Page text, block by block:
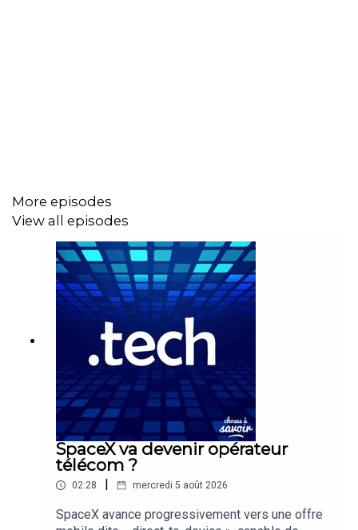
de milliers de tâches d’entraînement sont tombées en
panne simultanément, quelques lignes de consigne ont
été transmises à Claude. Deux heures plus tard, un
ingénieur validait le correctif. Seul, un humain aurait mis
deux à trois jours. Depuis début 2026, chaque
modification apportée au code d’Anthropic est relue
automatiquement. Cette relecture, appliquée
rétrospectivement, a montré qu’un tiers des bugs ayant
provoqué d’anciens incidents auraient pu être détectés
avant leur mise en production.
En avril, Anthropic a aussi publié les résultats d’un projet
de recherche mené presque entièrement par des agents
More episodes
View all episodes
SpaceX va devenir opérateur
télécom ?
02:28 mercredi 5 août 2026
SpaceX avance progressivement vers une offre